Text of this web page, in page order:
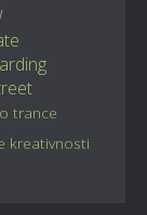
trance
kreativnosti